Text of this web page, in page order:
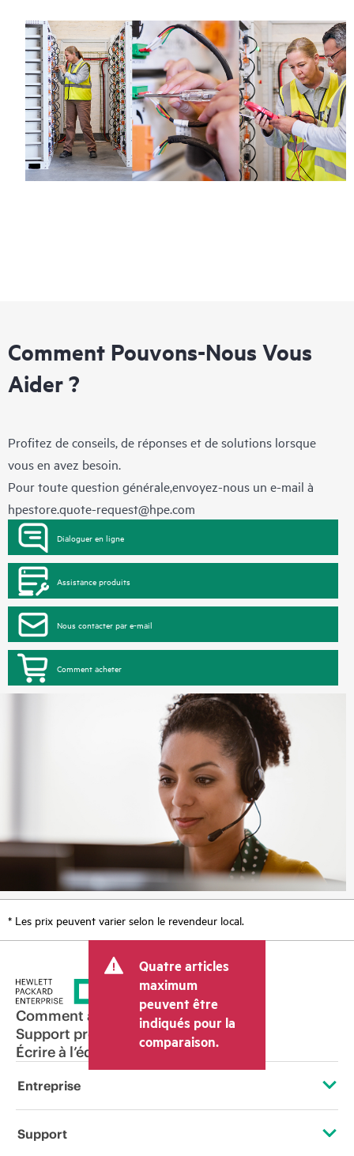
Comment Pouvons-Nous Vous
Aider ?
Profitez de conseils, de réponses et de solutions lorsque
vous en avez besoin.
Pour toute question générale,envoyez-nous un e-mail à
hpestore.quote-request@hpe.com
Dialoguer en ligne
Assistance produits
Nous contacter par e-mail
Comment acheter
* Les prix peuvent varier selon le revendeur local.
Quatre articles
maximum
peuvent être
indiqués pour la
comparaison.
Comment acheter
Support produit
Écrire à l’équipe commerciale
Entreprise
À propos de HPE
Support